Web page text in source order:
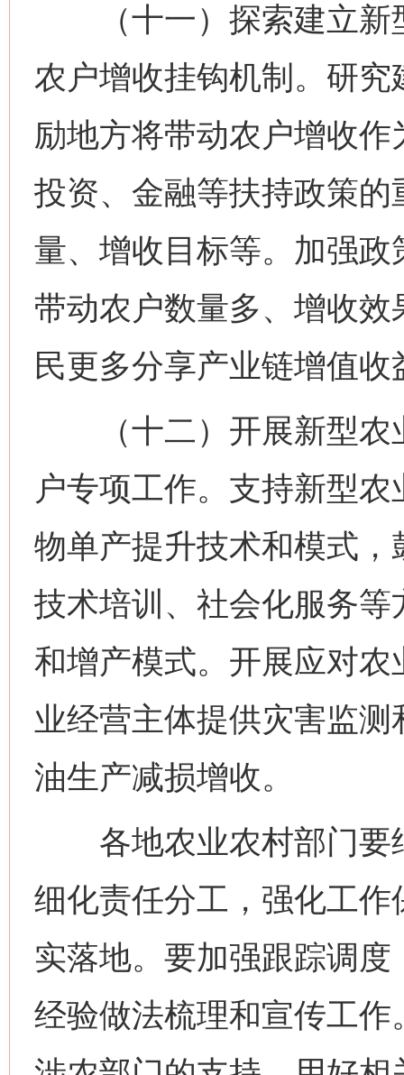
（十一）探索建立新
农户增收挂钩机制。研
励地方将带动农户增收
投资、金融等扶持政策
量、增收目标等。加强
带动农户数量多、增收
民更多分享产业链增值收
（十二）开展新型农
户专项工作。支持新型
物单产提升技术和模式
技术培训、社会化服务
和增产模式。开展应对
业经营主体提供灾害监
油生产减损增收。
各地农业农村部门要
细化责任分工，强化工
实落地。要加强跟踪调
经验做法梳理和宣传工
网上购药对药下症？